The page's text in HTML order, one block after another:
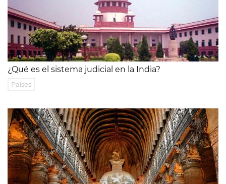
¿Qué es el sistema judicial en la India?
Países